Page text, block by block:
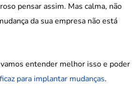
pensar assim. Mas calma, não
da sua empresa não está
entender melhor isso e poder
para implantar mudanças.